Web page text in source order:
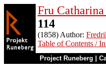
Fru
114
(1858) Author:
Table of Contents /
Project Runeberg